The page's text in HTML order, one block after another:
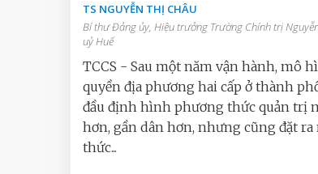
TS NGUYỄN THỊ CHÂU
Bí thư Đảng ủy, Hiệu trưởng Trường Chính trị
uỷ Huế
TCCS - Sau một năm vận hành, mô
quyền địa phương hai cấp ở thành
đầu định hình phương thức quản trị
hơn, gần dân hơn, nhưng cũng đặt
thức...